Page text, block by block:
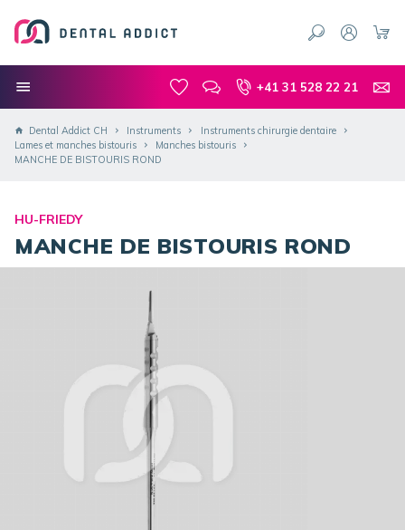
+41 31 528 22 21
Dental Addict CH Instruments
Instruments chirurgie dentaire
Lames et manches bistouris
Manches bistouris
MANCHE DE BISTOURIS ROND
HU-FRIEDY
MANCHE DE BISTOURIS ROND